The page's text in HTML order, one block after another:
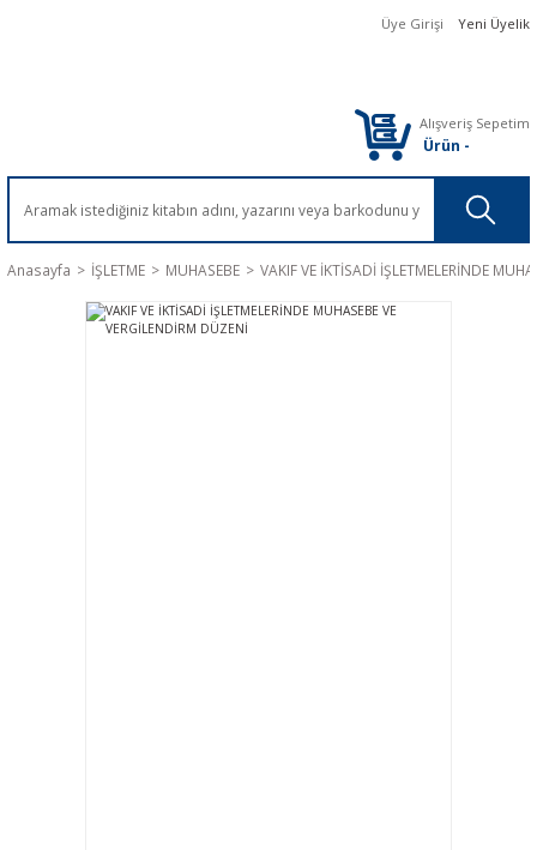
Üye Girişi Yeni Üyelik
Alışveriş Sepetim
Ürün -
Anasayfa İŞLETME MUHASEBE VAKIF VE İKTİSADİ İŞLETMELERİNDE